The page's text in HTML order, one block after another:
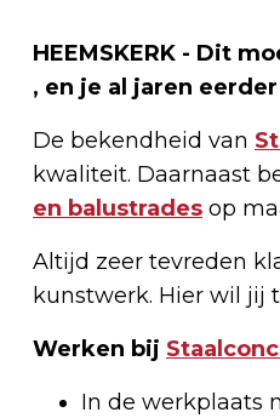
HEEMSKERK - Dit
, en je al jaren
De bekendheid van
kwaliteit. Daarnaast
en balustrades op
Altijd zeer tevreden
kunstwerk. Hier wil jij
Werken bij
In de werkplaats